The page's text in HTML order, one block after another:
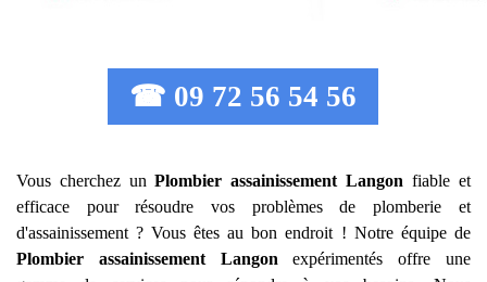
☎ 09 72 56 54 56
Vous cherchez unPlombier assainissement Langon fiable et
efficace pour résoudre vos problèmes de plomberie et
d'assainissement ? Vous êtes au bon endroit ! Notre équipe de
Plombier assainissement
Langon expérimentés offre une